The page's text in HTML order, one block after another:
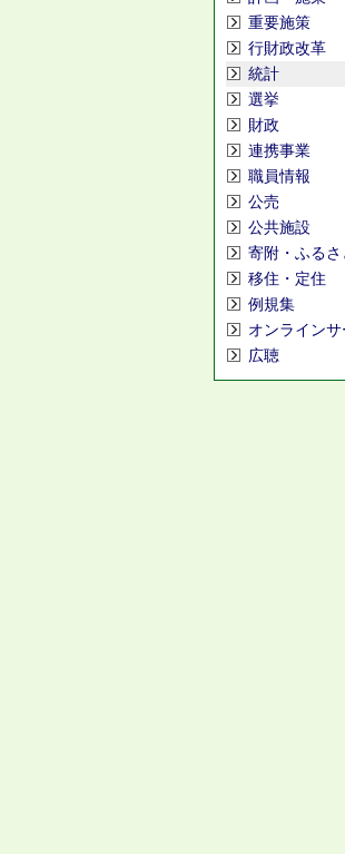
重要施策
行財政改革
統計
選挙
財政
連携事業
職員情報
公売
公共施設
寄附・ふる
移住・定住
例規集
オンラインサ
広聴